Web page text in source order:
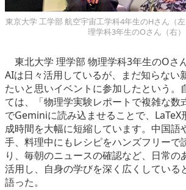
東京大学 工学部 航空宇宙工学科4年生のHさん（
理学科3年生のOさん（右）
東北大学 理学部 物理学科3年生のOさ
AIは日々活用しているが、まだ知らない
たいと思いイベントに参加したという。
ては、「物理学実験レポートで複雑な数
でGeminiに読み込ませることで、LaTeX
成時間を大幅に短縮しています。中国語
手、料理中にもレシピをハンズフリーで
り、毎朝のニュースの確認など、日常の
活用し、自身の学びを深く広くしている
語った。